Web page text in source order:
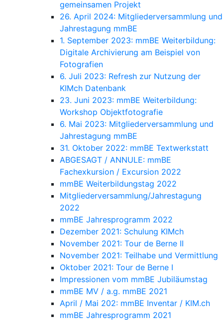
gemeinsamen Projekt
26. April 2024: Mitgliederversammlung und
Jahrestagung mmBE
1. September 2023: mmBE Weiterbildung:
Digitale Archivierung am Beispiel von
Fotografien
6. Juli 2023: Refresh zur Nutzung der
KIMch Datenbank
23. Juni 2023: mmBE Weiterbildung:
Workshop Objektfotografie
6. Mai 2023: Mitgliederversammlung und
Jahrestagung mmBE
31. Oktober 2022: mmBE Textwerkstatt
ABGESAGT / ANNULE: mmBE
Fachexkursion / Excursion 2022
mmBE Weiterbildungstag 2022
Mitgliederversammlung/Jahrestagung
2022
mmBE Jahresprogramm 2022
Dezember 2021: Schulung KIMch
November 2021: Tour de Berne II
November 2021: Teilhabe und Vermittlung
Oktober 2021: Tour de Berne I
Impressionen vom mmBE Jubiläumstag
mmBE MV / a.g. mmBE 2021
April / Mai 202: mmBE Inventar / KIM.ch
mmBE Jahresprogramm 2021